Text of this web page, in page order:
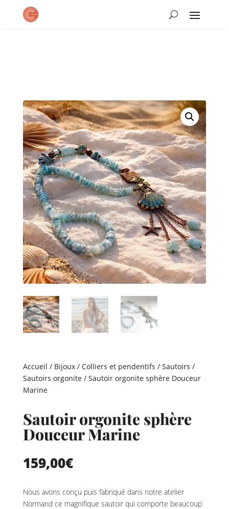
Accueil / Bijoux/ Colliers et pendentifs / Sautoirs /
Sautoirs orgonite/ Sautoir orgonite sphère Douceur
Marine
Sautoir orgonite sphère
Douceur Marine
159,00€
Nous avons conçu puis fabriqué dans notre atelier
Normand ce magnifique sautoir qui comporte beaucoup